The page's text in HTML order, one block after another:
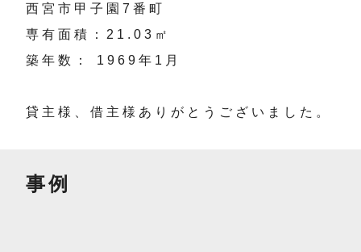
西宮市甲子園7番町
専有面積：21.03㎡
築年数： 1969年1月
貸主様、借主様ありがとうございました。
事例